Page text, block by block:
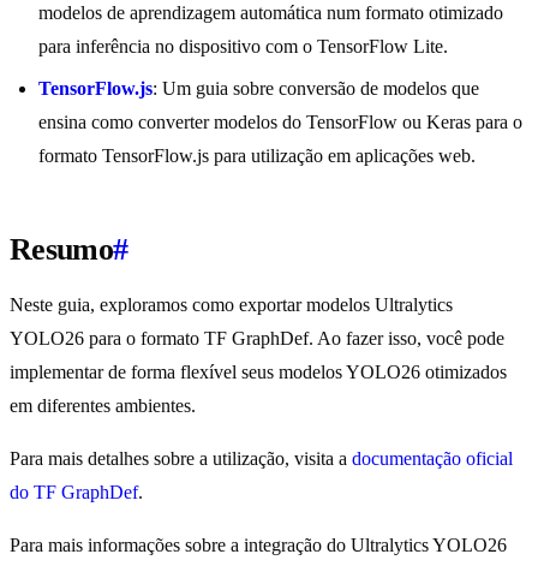
modelos de aprendizagem automática num formato otimizado
para inferência no dispositivo com o TensorFlow Lite.
TensorFlow.js: Um guia sobre conversão de modelos que
ensina como converter modelos do TensorFlow ou Keras para o
formato TensorFlow.js para utilização em aplicações web.
Resumo#
Neste guia, exploramos como exportar modelos Ultralytics
YOLO26 para o formato TF GraphDef. Ao fazer isso, você pode
implementar de forma flexível seus modelos YOLO26 otimizados
em diferentes ambientes.
Para mais detalhes sobre a utilização, visita a documentação oficial
do TF GraphDef.
Para mais informações sobre a integração do Ultralytics YOLO26